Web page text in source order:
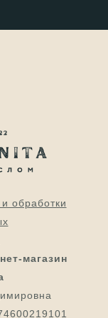
обработки
магазин